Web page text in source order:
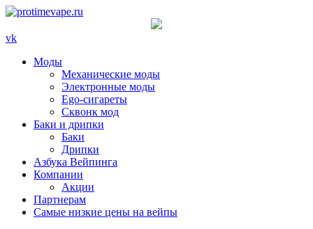
vk
Моды
Механические моды
Электронные моды
Ego-сигареты
Сквонк мод
Баки и дрипки
Баки
Дрипки
Азбука Вейпинга
Компании
Акции
Партнерам
Самые низкие цены на вейпы